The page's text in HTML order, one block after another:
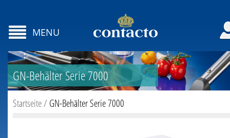
MENU
GN-Behälter Serie 7000
Startseite/ GN-Behälter Serie 7000